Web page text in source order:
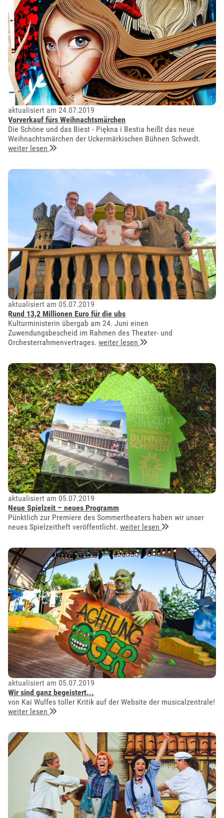
aktualisiert am 24.07.2019
Vorverkauf fürs Weihnachtsmärchen
Die Schöne und das Biest - Piękna i Bestia heißt das neue
Weihnachtsmärchen der Uckermärkischen Bühnen Schwedt.
weiter lesen
aktualisiert am 05.07.2019
Rund 13,2 Millionen Euro für die ubs
Kulturministerin übergab am 24. Juni einen
Zuwendungsbescheid im Rahmen des Theater- und
Orchesterrahmenvertrages.weiter lesen
aktualisiert am 05.07.2019
Neue Spielzeit – neues Programm
Pünktlich zur Premiere des Sommertheaters haben wir unser
neues Spielzeitheft veröffentlicht.weiter lesen
aktualisiert am 05.07.2019
Wir sind ganz begeistert...
von Kai Wulfes toller Kritik auf der Website der musicalzentrale!
weiter lesen